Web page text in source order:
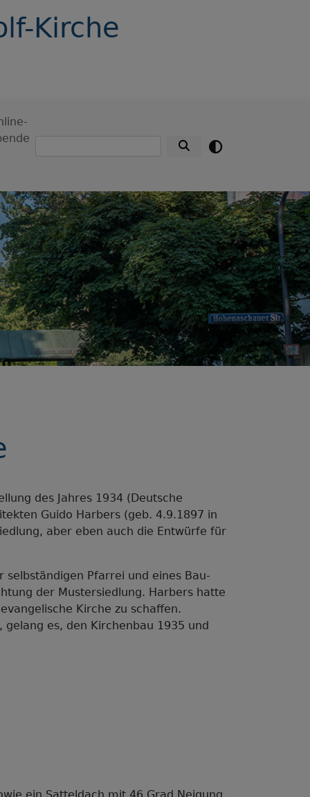
Kirche
Suche
des Jahres 1934 (Deutsche
Guido Harbers (geb. 4.9.1897 in
aber eben auch die Entwürfe für
Pfarrei und eines Bau-
der Mustersiedlung. Harbers hatte
Kirche zu schaffen.
es, den Kirchenbau 1935 und